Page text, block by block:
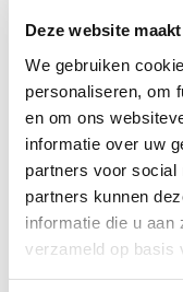
Deze website
We gebruiken
personaliseren, om
en om ons
informatie over uw
partners voor social
partners kunnen
informatie die u aan
verzameld op basis
Tijdelijke
Onze tijdelijke